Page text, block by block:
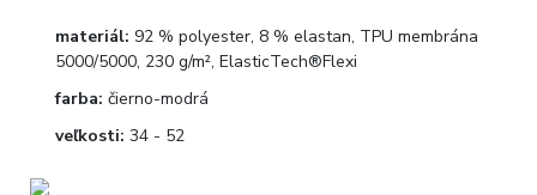
materiál: 92 % polyester, 8 % elastan, TPU membrána
5000/5000, 230 g/m², ElasticTech®Flexi
farba: čierno-modrá
veľkosti: 34 - 52